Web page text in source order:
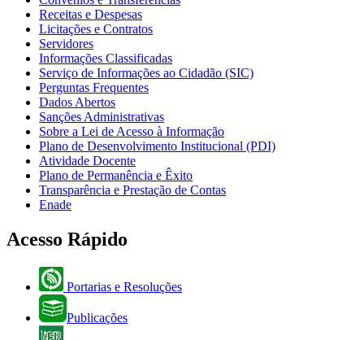
Receitas e Despesas
Licitações e Contratos
Servidores
Informações Classificadas
Serviço de Informações ao Cidadão (SIC)
Perguntas Frequentes
Dados Abertos
Sanções Administrativas
Sobre a Lei de Acesso à Informação
Plano de Desenvolvimento Institucional (PDI)
Atividade Docente
Plano de Permanência e Êxito
Transparência e Prestação de Contas
Enade
Acesso Rápido
Portarias e Resoluções
Publicações